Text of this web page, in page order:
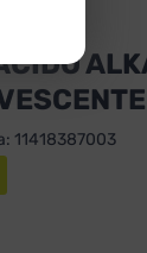
: 11418387003